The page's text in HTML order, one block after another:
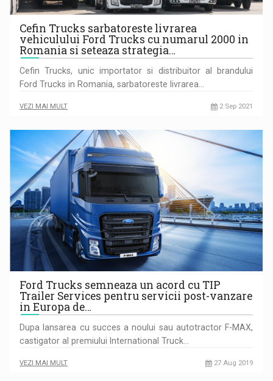
Cefin Trucks sarbatoreste livrarea
vehiculului Ford Trucks cu numarul 2000 in
Romania si seteaza strategia…
Cefin Trucks, unic importator si distribuitor al brandului
Ford Trucks in Romania, sarbatoreste livrarea…
VEZI MAI MULT 2 Sep 2021
Ford Trucks semneaza un acord cu TIP
Trailer Services pentru servicii post-vanzare
in Europa de…
Dupa lansarea cu succes a noului sau autotractor F-MAX,
castigator al premiului International Truck…
VEZI MAI MULT 27 Aug 2019